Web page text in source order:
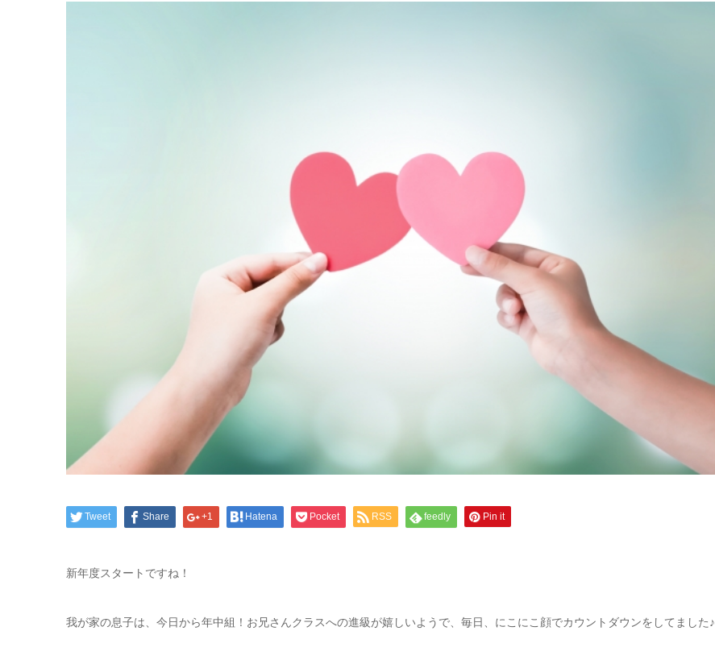
Tweet Share +1 Hatena Pocket RSS feedly Pin it
新年度スタートですね！
我が家の息子は、今日から年中組！お兄さんクラスへの進級が嬉しいようで、毎日、にこにこ顔でカウントダウンをしてました♪